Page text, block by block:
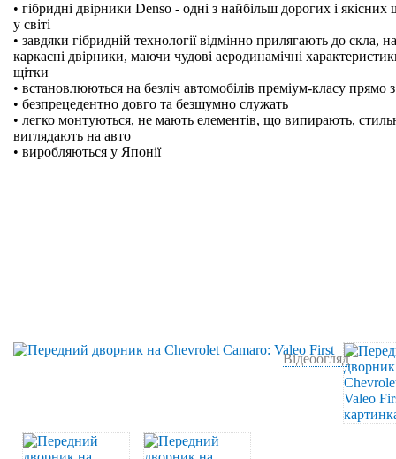
• гібридні двірники Denso - одні з найбільш дорогих і
у світі
• завдяки гібридній технології відмінно прилягають до скла,
каркасні двірники, маючи чудові аеродинамічні
щітки
• встановлюються на безліч автомобілів преміум-класу прямо
• безпрецедентно довго та безшумно служать
• легко монтуються, не мають елементів, що випирають,
виглядають на авто
• виробляються у Японії
Відеоогляд